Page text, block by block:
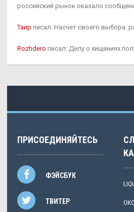
российский рынок оказало
Таир писал: Насчет своего выбора:
Rozhdero писал: Делу о хищениях
ПРИСОЕДИНЯЙТЕСЬ
ФЭЙСБУК
ТВИТЕР